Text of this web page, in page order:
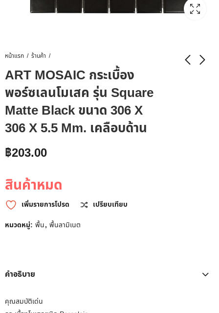
หน้าแรก ร้านค้า
ART MOSAIC กระเบื้อง
พอร์ซเลนโมเสค รุ่น Square
Matte Black ขนาด 306 X
306 X 5.5 Mm. เคลือบด้าน
฿203.00
สินค้าหมด
เพิ่มรายการโปรด
เปรียบเทียบ
หมวดหมู่: พื้น, พื้นลามิเนต
คำอธิบาย
คุณสมบัติเด่น